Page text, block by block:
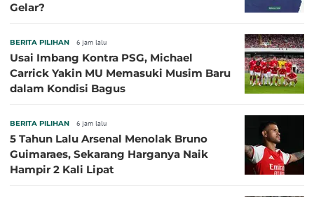
Gelar?
BERITA PILIHAN 6 jam lalu
Usai Imbang Kontra PSG, Michael
Carrick Yakin MU Memasuki Musim Baru
dalam Kondisi Bagus
BERITA PILIHAN 6 jam lalu
5 Tahun Lalu Arsenal Menolak Bruno
Guimaraes, Sekarang Harganya Naik
Hampir 2 Kali Lipat